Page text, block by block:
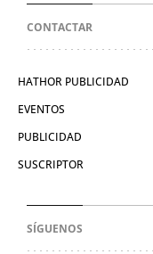
CONTACTAR
HATHOR PUBLICIDAD
EVENTOS
PUBLICIDAD
SUSCRIPTOR
SÍGUENOS